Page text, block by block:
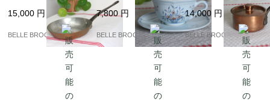
21cm（刻印あり）本
格プロ仕様 錫引き｜フ
ランス発送（到着まで2
15,000 円
BELLE BROCANTE
陶器 カップ＆ソーサー
/ Cottage（コテージ）
シリーズ 手書きのバス
ケット花柄｜フランス
発送（到着まで2-3週
7,800円
BELLE BROCANTE
蓋付き 銅のソースパン
10cm｜フランス発送
（到着まで2-3週間）
14,000 円
BELLE BROCANTE